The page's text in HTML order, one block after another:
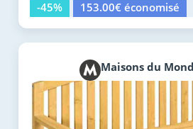
-45%
153.00€ économisé
Maisons du